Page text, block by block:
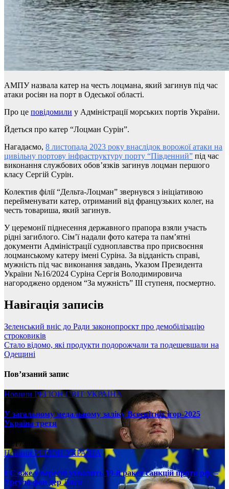
АМПУ назвала катер на честь лоцмана, який загинув під час
атаки росіян на порт в Одеської області.
Про це повідомили у Адміністрації морських портів України.
Йдеться про катер “Лоцман Сурін”.
Нагадаємо, 8 листопада 2023 року внаслідок ворожої атаки на
цивільну портову інфраструктуру порту “Південний” під час
виконання службових обов’язків загинув лоцман першого
класу Сергій Сурін.
Колектив філії “Дельта-Лоцман” звернувся з ініціативою
перейменувати катер, отриманий від французьких колег, на
честь товариша, який загинув.
У церемонії піднесення державного прапора взяли участь
рідні загиблого. Сім’ї надали фото катера та пам’ятні
документи Адміністрації судноплавства про присвоєння
лоцманському катеру імені Суріна. За відданість справі,
мужність під час виконання завдань, Указом Президента
України №16/2024 Суріна Сергія Володимировича
нагороджено орденом “За мужність” ІІІ ступеня, посмертно.
Навігація записів
Зеленський вніс до Ради законопроєкт про демобілізацію
строковиків
Стало відомо, які продукти подорожчали та подешевшали на
Одещині
Пов’язаний запис
Новини РЕГІОНСВІТ УКРАЇНА
У загальному медальному заліку Всесвітніх ігор-2025
Україна третя
08.17.2025
НовиниРЕГІОН УКРАЇНА
ЄС вже у вересні ухвалить 19-й ракет санкцій проти рф, –
Урсула фон дер Ляєн